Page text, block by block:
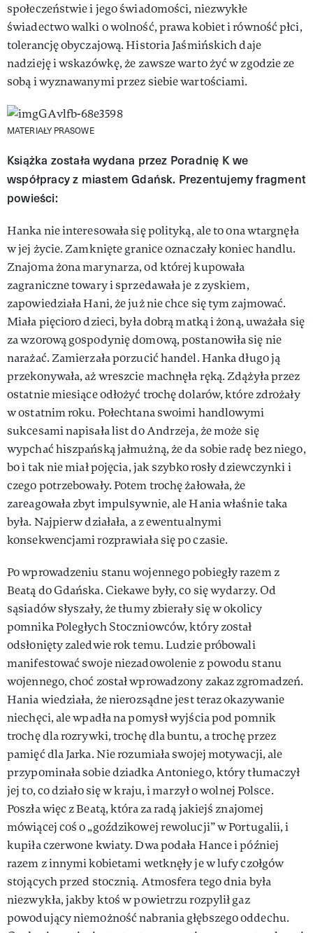
społeczeństwie i jego świadomości, niezwykłe
świadectwo walki o wolność, prawa kobiet i równość płci,
tolerancję obyczajową. Historia Jaśmińskich daje
nadzieję i wskazówkę, że zawsze warto żyć w zgodzie ze
sobą i wyznawanymi przez siebie wartościami.
MATERIAŁY PRASOWE
Książka została wydana przez Poradnię K we
współpracy z miastem Gdańsk. Prezentujemy fragment
powieści:
Hanka nie interesowała się polityką, ale to ona wtargnęła
w jej życie. Zamknięte granice oznaczały koniec handlu.
Znajoma żona marynarza, od której kupowała
zagraniczne towary i sprzedawała je z zyskiem,
zapowiedziała Hani, że już nie chce się tym zajmować.
Miała pięcioro dzieci, była dobrą matką i żoną, uważała się
za wzorową gospodynię domową, postanowiła się nie
narażać. Zamierzała porzucić handel. Hanka długo ją
przekonywała, aż wreszcie machnęła ręką. Zdążyła przez
ostatnie miesiące odłożyć trochę dolarów, które zdrożały
w ostatnim roku. Połechtana swoimi handlowymi
sukcesami napisała list do Andrzeja, że może się
wypchać hiszpańską jałmużną, że da sobie radę bez niego,
bo i tak nie miał pojęcia, jak szybko rosły dziewczynki i
czego potrzebowały. Potem trochę żałowała, że
zareagowała zbyt impulsywnie, ale Hania właśnie taka
była. Najpierw działała, a z ewentualnymi
konsekwencjami rozprawiała się po czasie.
Po wprowadzeniu stanu wojennego pobiegły razem z
Beatą do Gdańska. Ciekawe były, co się wydarzy. Od
sąsiadów słyszały, że tłumy zbierały się w okolicy
pomnika Poległych Stoczniowców, który został
odsłonięty zaledwie rok temu. Ludzie próbowali
manifestować swoje niezadowolenie z powodu stanu
wojennego, choć został wprowadzony zakaz zgromadzeń.
Hania wiedziała, że nierozsądne jest teraz okazywanie
niechęci, ale wpadła na pomysł wyjścia pod pomnik
trochę dla rozrywki, trochę dla buntu, a trochę przez
pamięć dla Jarka. Nie rozumiała swojej motywacji, ale
przypominała sobie dziadka Antoniego, który tłumaczył
jej to, co działo się w kraju, i marzył o wolnej Polsce.
Poszła więc z Beatą, która za radą jakiejś znajomej
mówiącej coś o „goździkowej rewolucji” w Portugalii, i
kupiła czerwone kwiaty. Dwa podała Hance i później
razem z innymi kobietami wetknęły je w lufy czołgów
stojących przed stocznią. Atmosfera tego dnia była
niezwykła, jakby ktoś w powietrzu rozpylił gaz
powodujący niemożność nabrania głębszego oddechu.